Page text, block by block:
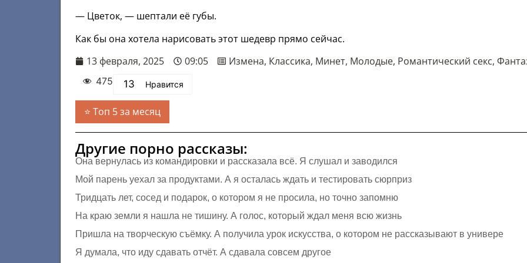
— Цветок, — шептали её губы.
Как бы она хотела нарисовать этот шедевр прямо сейчас.
13 февраля, 2025
09:05 Измена, Классика, Минет, Молодые, Романтический секс,
475 13 Нравится
Топ 5 за месяц
Другие порно рассказы:
Она вернулась из командировки и рассказала всё. Я слушал и заводился
Мой парень уехал за продуктами. А я осталась ждать и тестировать сюрприз
Тридцать лет, сосед и подарок, о котором я не просила, но точно запомню
На краю земли я нашла не тишину. А голос, который ждал меня всю жизнь
Пришла на творческую съёмку. А получила урок искусства, о котором не рассказывают в универе
Я думала, что иду сдавать отчёт. А сдавала совсем другое